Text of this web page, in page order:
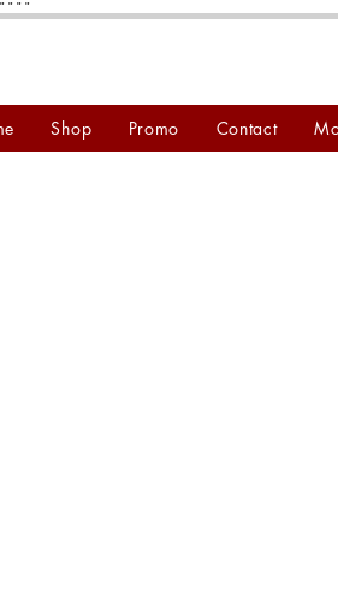
" " " "
Shop Promo Contact